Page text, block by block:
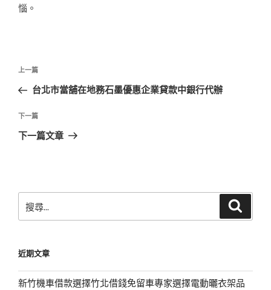
惱。
文
導
覽
上
一
文
章
上一篇
台北市當舖在地務石墨優惠企業貸款中銀行代辦
下
一
下一篇
下一篇文章
尋
字:
近期文章
新竹機車借款選擇竹北借錢免留車專家選擇電動曬衣架品